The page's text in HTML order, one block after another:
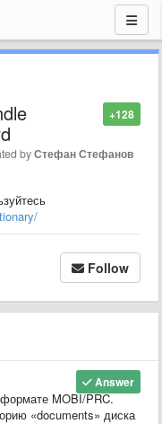
+128
byСтефан Стефанов
Follow
Answer
MOBI/PRC.
«documents» диска